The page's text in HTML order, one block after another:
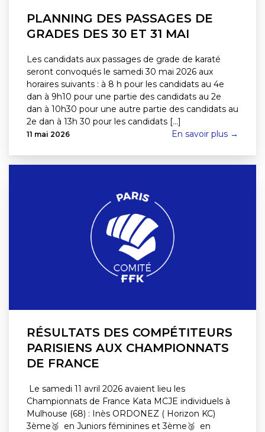
PLANNING DES PASSAGES DE
GRADES DES 30 ET 31 MAI
Les candidats aux passages de grade de karaté
seront convoqués le samedi 30 mai 2026 aux
horaires suivants : à 8 h pour les candidats au 4e
dan à 9h10 pour une partie des candidats au 2e
dan à 10h30 pour une autre partie des candidats au
2e dan à 13h 30 pour les candidats [...]
11 mai 2026 En savoir plus →
RÉSULTATS DES COMPÉTITEURS
PARISIENS AUX CHAMPIONNATS
DE FRANCE
Le samedi 11 avril 2026 avaient lieu les
Championnats de France Kata MCJE individuels à
Mulhouse (68) : Inès ORDONEZ ( Horizon KC)
3ème🥉 en Juniors féminines et 3ème🥉 en